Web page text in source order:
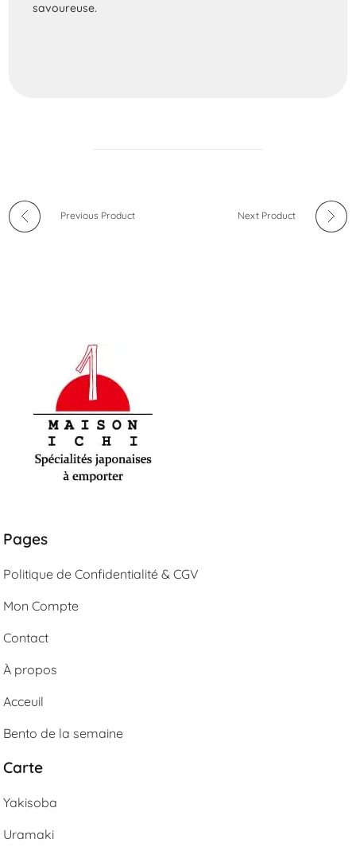
savoureuse.
Previous Product Next Product
Pages
Politique de Confidentialité & CGV
Mon Compte
Contact
À propos
Acceuil
Bento de la semaine
Carte
Yakisoba
Uramaki